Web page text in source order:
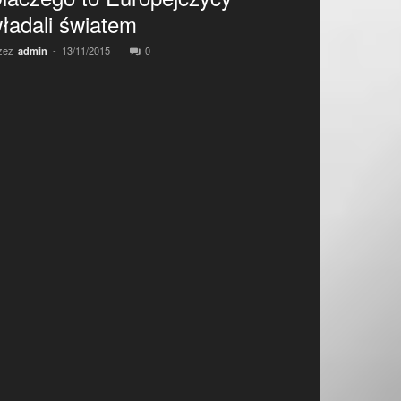
światem
admin - 13/11/2015 0